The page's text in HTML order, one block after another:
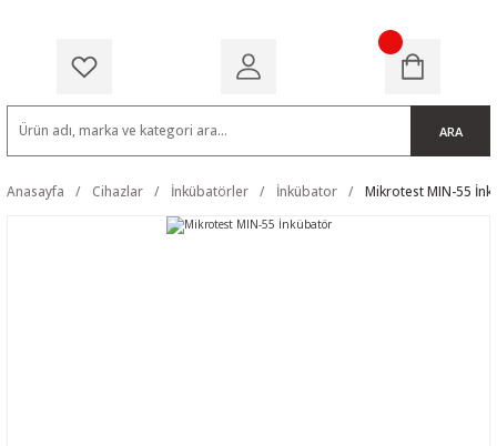
ARA
Anasayfa Cihazlar İnkübatörler İnkübator Mikrotest MIN-55